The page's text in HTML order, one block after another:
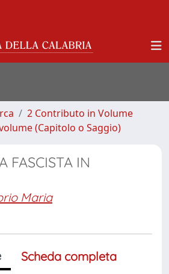
2 Contributo in Volume
(Capitolo o Saggio)
FASCISTA IN
Maria
Scheda completa